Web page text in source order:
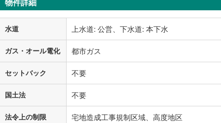
物件詳細
水道 上水道: 公営、下水道: 本下水
ガス・オール電化 都市ガス
セットバック 不要
国土法 不要
法令上の制限 宅地造成工事規制区域、高度地区